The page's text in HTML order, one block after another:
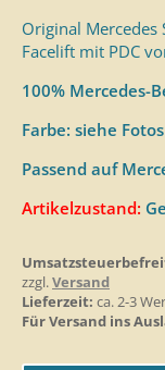
Original Mercedes
Facelift mit PDC
100% Mercedes-
Farbe: siehe
Passend auf
Artikelzustand:
zzgl.Versand
Lieferzeit: ca. 2-3
Für Versand ins